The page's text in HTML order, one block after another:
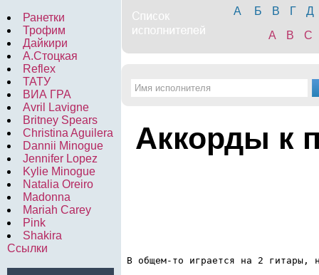
Ранетки
Трофим
Дайкири
А.Стоцкая
Reflex
ТАТУ
ВИА ГРА
Avril Lavigne
Britney Spears
Christina Aguilera
Dannii Minogue
Jennifer Lopez
Kylie Minogue
Natalia Oreiro
Madonna
Mariah Carey
Pink
Shakira
Ссылки
А Б В Г
Д
A
B C
Аккорды к
В общем-то играется на 2 гитары,